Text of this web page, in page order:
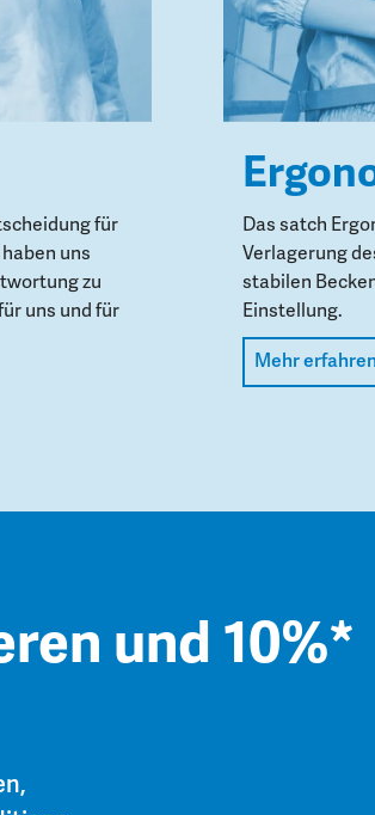
für
uns
zu
uns und für
Das satch
Verlagerung
stabilen
Einstellung.
Mehr
und 10%*